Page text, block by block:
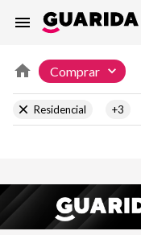
Comprar
Residencial +3